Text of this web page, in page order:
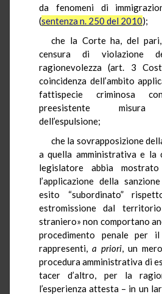
da fenomeni di
(sentenza n. 250 del 2010);
che la Corte ha, del
censura di violazione
ragionevolezza (art. 3
coincidenza dell’ambito
fattispecie criminosa
preesistente misura
dell’espulsione;
che la sovrapposizione
a quella amministrativa e la
legislatore abbia
l’applicazione della
esito “subordinato”
estromissione dal
straniero» non comportano
procedimento penale per
rappresenti, a priori, un
procedura amministrativa di
tacer d’altro, per la
l’esperienza attesta – in un